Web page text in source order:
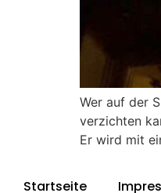
Wer auf der
verzichten
Er wird mit
Startseite